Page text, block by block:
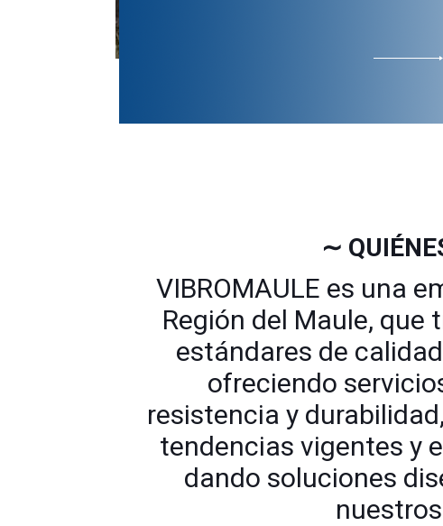
∼
VIBROMAULE es una
Región del Maule,
estándares de
ofreciendo
resistencia y
tendencias vigentes y
dando soluciones